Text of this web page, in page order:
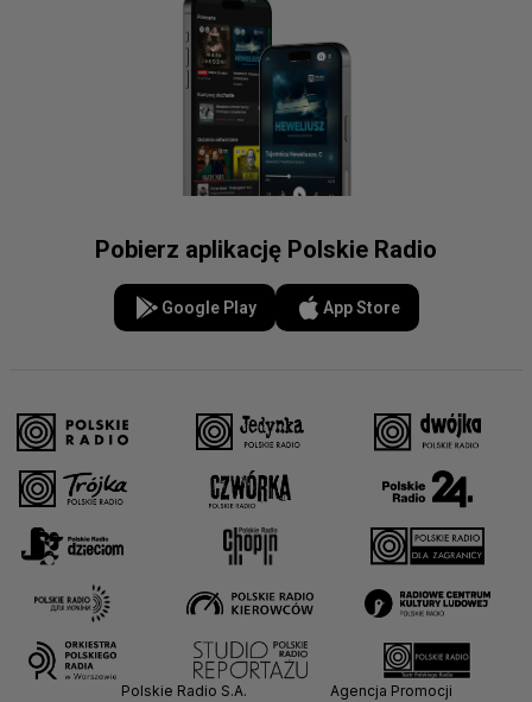
Pobierz aplikację Polskie Radio
Google Play App Store
Polskie Radio S.A.
Agencja Promocji